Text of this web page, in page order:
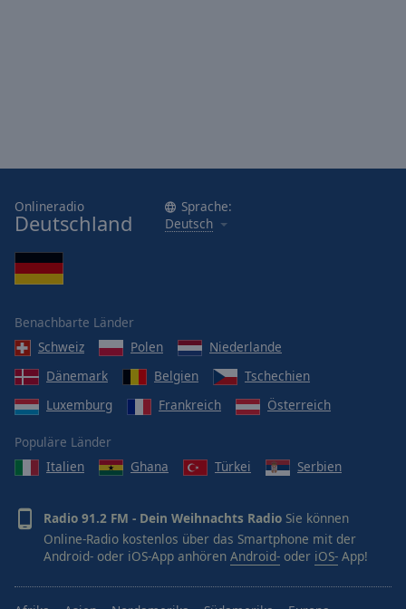
Onlineradio
Deutschland
Sprache:
Deutsch
Benachbarte Länder
Schweiz
Polen
Niederlande
Dänemark
Belgien
Tschechien
Luxemburg
Frankreich Österreich
Populäre Länder
Italien
Ghana Türkei Serbien
Radio 91.2 FM - Dein Weihnachts Radio Sie können
Online-Radio kostenlos über das Smartphone mit der
Android- oder iOS-App anhören Android- oder iOS- App!